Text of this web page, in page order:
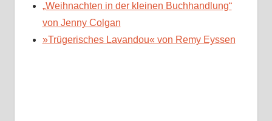
„Weihnachten in der kleinen Buchhandlung“
von Jenny Colgan
»Trügerisches Lavandou« von Remy Eyssen